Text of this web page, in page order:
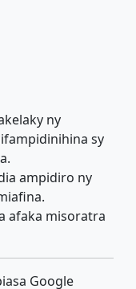
ny
sy
ampidiro ny
afaka misoratra
Google